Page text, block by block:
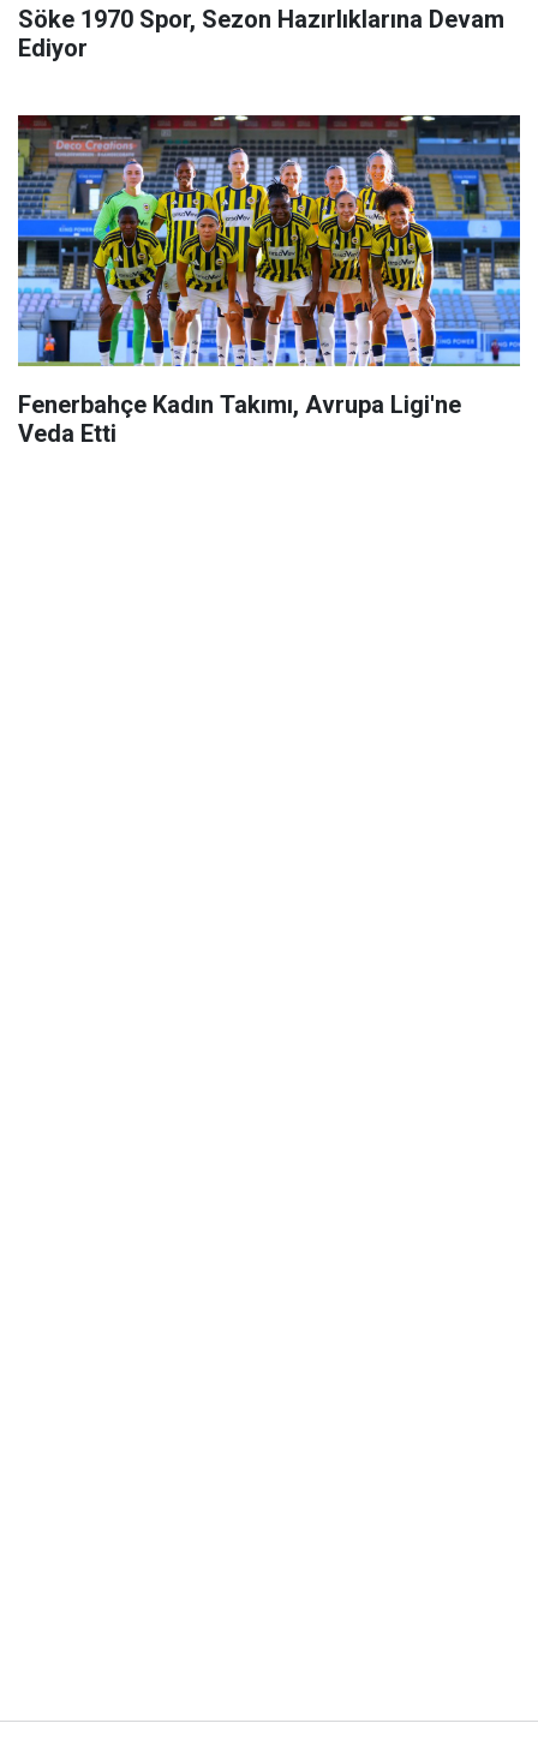
Söke 1970 Spor, Sezon Hazırlıklarına Devam
Ediyor
Fenerbahçe Kadın Takımı, Avrupa Ligi'ne
Veda Etti